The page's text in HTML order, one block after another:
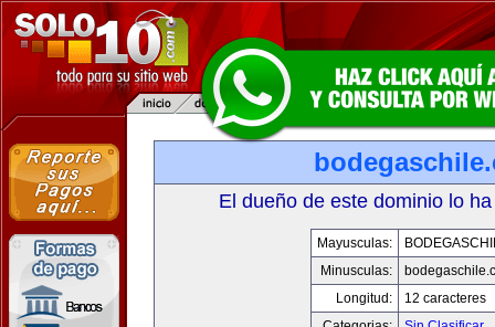
El dueño de este dominio lo
Mayusculas:
Minusculas:
Longitud:
12 caracteres